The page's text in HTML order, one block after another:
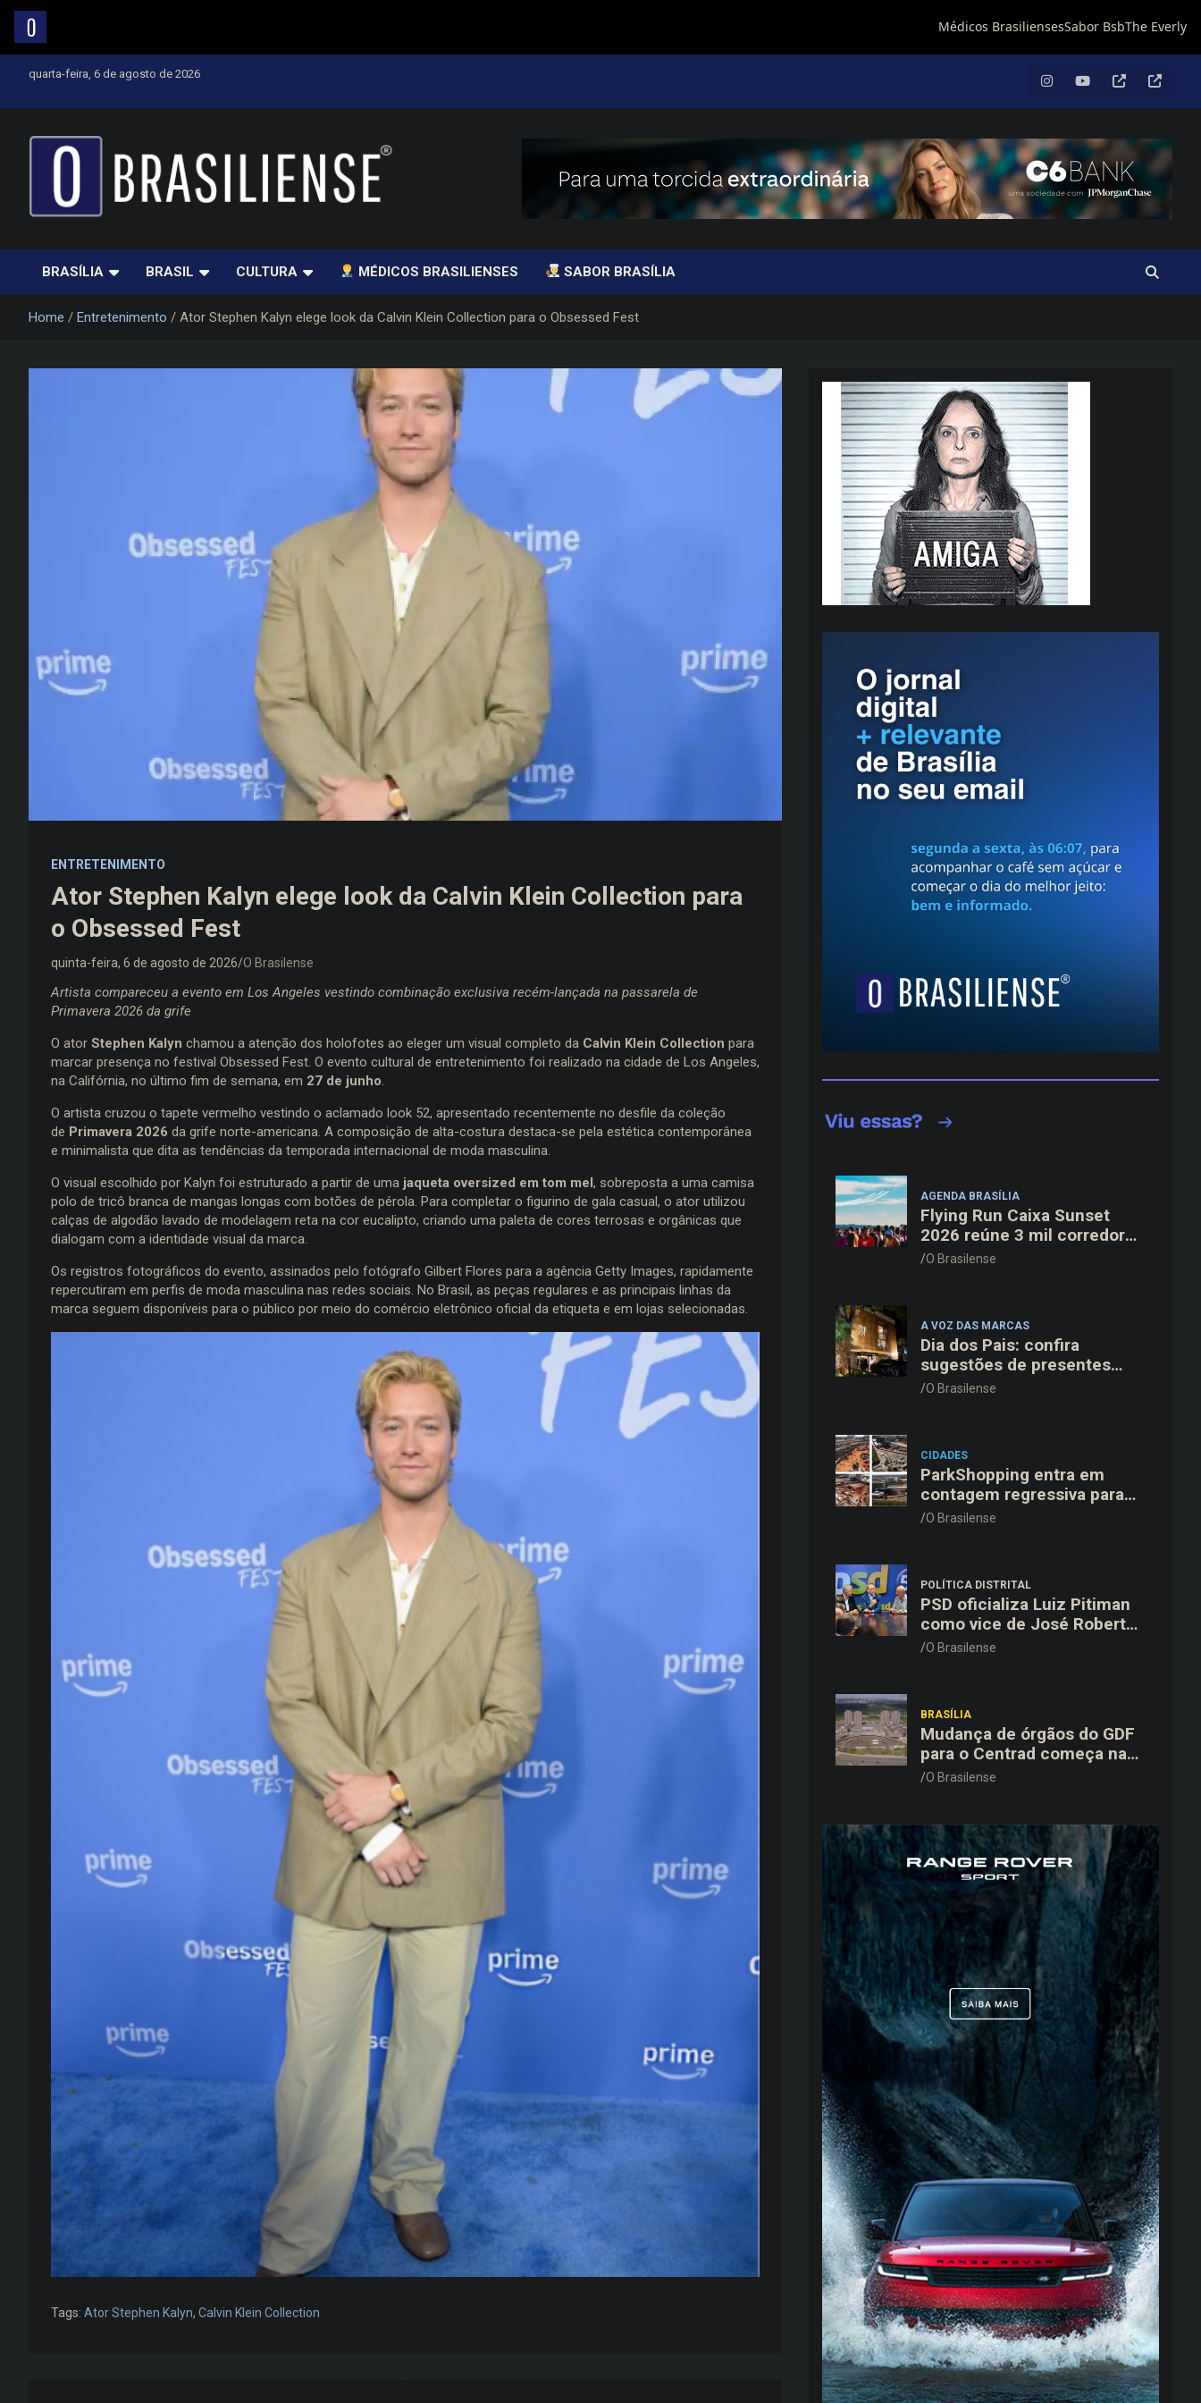
quarta-feira, 6 de agosto de 2026
BRASÍLIA BRASIL CULTURA MÉDICOS BRASILIENSES SABOR BRASÍLIA
Home Entretenimento Ator Stephen Kalyn elege look da Calvin Klein Collection para o Obsessed Fest
ENTRETENIMENTO
Ator Stephen Kalyn elege look da Calvin Klein Collection para
o Obsessed Fest
quinta-feira, 6 de agosto de 2026 O Brasilense
Artista compareceu a evento em Los Angeles vestindo combinação exclusiva recém-lançada na passarela de
Primavera 2026 da grife
O ator Stephen Kalyn chamou a atenção dos holofotes ao eleger um visual completo da Calvin Klein Collection para
marcar presença no festival Obsessed Fest. O evento cultural de entretenimento foi realizado na cidade de Los Angeles,
na Califórnia, no último fim de semana, em 27 de junho
O artista cruzou o tapete vermelho vestindo o aclamado look 52, apresentado recentemente no desfile da coleção
de Primavera 2026 da grife norte-americana. A composição de alta-costura destaca-se pela estética contemporânea
e minimalista que dita as tendências da temporada internacional de moda masculina.
O visual escolhido por Kalyn foi estruturado a partir de uma jaqueta oversized em tom mel, sobreposta a uma camisa
polo de tricô branca de mangas longas com botões de pérola. Para completar o figurino de gala casual, o ator utilizou
calças de algodão lavado de modelagem reta na cor eucalipto, criando uma paleta de cores terrosas e orgânicas que
dialogam com a identidade visual da marca.
Os registros fotográficos do evento, assinados pelo fotógrafo Gilbert Flores para a agência Getty Images, rapidamente
repercutiram em perfis de moda masculina nas redes sociais. No Brasil, as peças regulares e as principais linhas da
marca seguem disponíveis para o público por meio do comércio eletrônico oficial da etiqueta e em lojas selecionadas.
Tags: Ator Stephen Kalyn, Calvin Klein Collection
AGENDA BRASÍLIA
Flying Run Caixa Sunset
2026 reúne 3 mil corredores
na pista do Aeroporto de
O Brasilense
A VOZ DAS MARCAS
Dia dos Pais: confira
sugestões de presentes
organizadas por faixas de
O Brasilense
CIDADES
ParkShopping entra em
contagem regressiva para
inaugurar 10ª Expansão em
O Brasilense
POLÍTICA DISTRITAL
PSD oficializa Luiz Pitiman
como vice de José Roberto
Arruda na corrida pelo GDF
O Brasilense
BRASÍLIA
Mudança de órgãos do GDF
para o Centrad começa na
próxima semana, anuncia
O Brasilense